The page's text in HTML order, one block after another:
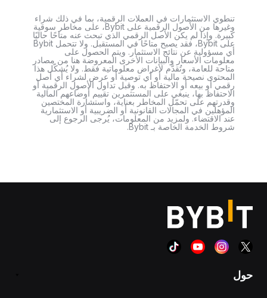
تنطوي الاستثمارات في العملات الرقمية، بما في ذلك شراء
وغيرها من الأصول الرقمية على Bybit، على مخاطر سوقية
كبيرة. وإذا لم يكن الأصل الرقمي الذي تبحث عنه متاحًا حاليًا
على Bybit، فقد يصبح متاحًا في المستقبل. ولا تتحمل Bybit
أي مسؤولية عن نتائج الاستثمار. ويتم الحصول على
معلومات الأسعار والبيانات الأخرى المعروضة هنا من مصادر
متاحة للعامة، وتُقدَّم لأغراض معلوماتية فقط. ولا يُشكّل هذا
المحتوى نصيحة مالية أو أي توصية أو عرض لشراء أي أصل
رقمي أو بيعه أو الاحتفاظ به. وقبل تداول الأصول الرقمية أو
الاحتفاظ بها، ينبغي على المستثمرين تقييم أوضاعهم المالية
وقدرتهم على تحمّل المخاطر بعناية، واستشارة المختصين
المؤهلين في المجالات القانونية أو الضريبية أو الاستثمارية
عند الاقتضاء. ولمزيد من المعلومات، يُرجى الرجوع إلى
شروط الخدمة الخاصة بـ Bybit.
حول